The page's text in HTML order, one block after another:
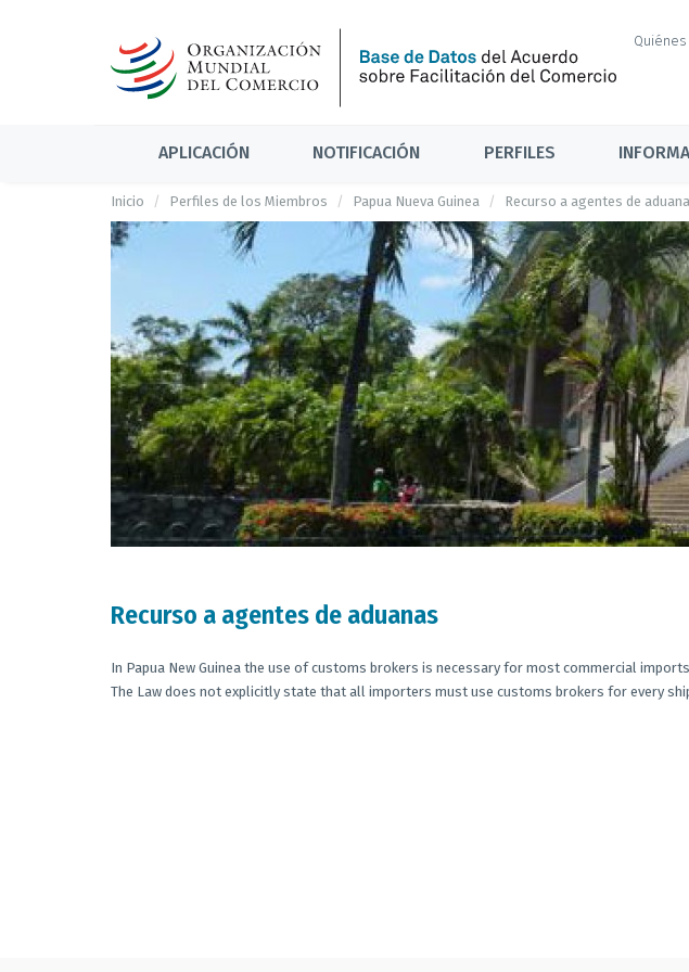
APLICACIÓN NOTIFICACIÓN PERFILES
Inicio Perfiles de los Miembros Papua Nueva Guinea Recurso a agentes de
Recurso a agentes de aduanas
In Papua New Guinea the use of customs brokers is necessary for most commercial
The Law does not explicitly state that all importers must use customs brokers for every